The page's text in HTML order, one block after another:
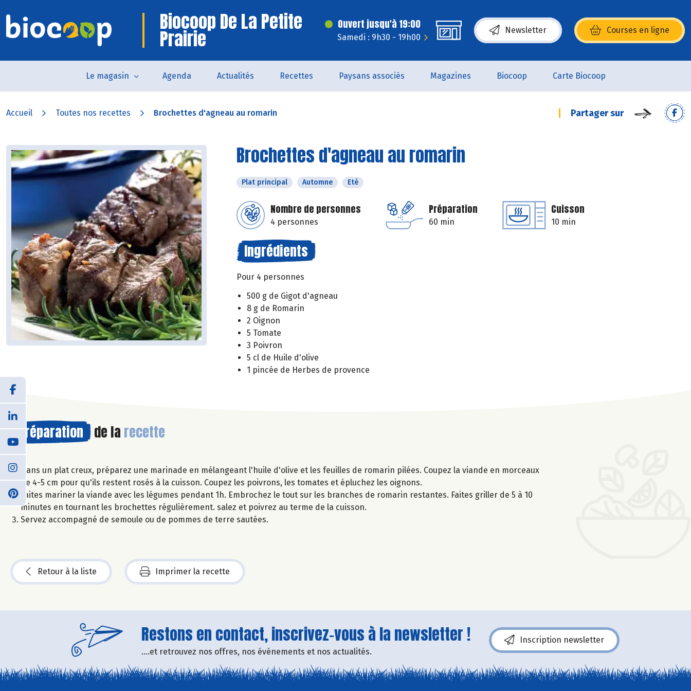
Biocoop De La Petite
Prairie
Ouvert jusqu'à 19:00
Samedi : 9h30 - 19h00
Newsletter Courses en ligne
(s’ouvre dans une nouvelle fenêtre)
Le magasin Agenda Actualités Recettes Paysans associés Magazines Biocoop Carte Biocoop
Accueil Toutes nos recettes Brochettes d'agneau au romarin Partager sur
Brochettes d'agneau au romarin
Plat principal Automne Eté
Nombre de personnes
4 personnes
Préparation
60 min
Cuisson
10 min
Ingrédients
Pour 4 personnes
500 g de Gigot d'agneau
8 g de Romarin
2 Oignon
5 Tomate
3 Poivron
5 cl de Huile d'olive
1 pincée de Herbes de provence
Préparation de la recette
Dans un plat creux, préparez une marinade en mélangeant l'huile d'olive et les feuilles de romarin pilées. Coupez la viande en morceaux
de 4-5 cm pour qu'ils restent rosés à la cuisson. Coupez les poivrons, les tomates et épluchez les oignons.
Faites mariner la viande avec les légumes pendant 1h. Embrochez le tout sur les branches de romarin restantes. Faites griller de 5 à 10
minutes en tournant les brochettes régulièrement. salez et poivrez au terme de la cuisson.
Servez accompagné de semoule ou de pommes de terre sautées.
Retour à la liste Imprimer la recette
Restons en contact, inscrivez-vous à la newsletter !
....et retrouvez nos offres, nos événements et nos actualités.
Inscription newsletter